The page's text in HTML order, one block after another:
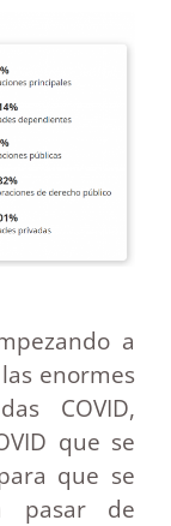
a
enormes
COVID,
que se
que se
pasar de